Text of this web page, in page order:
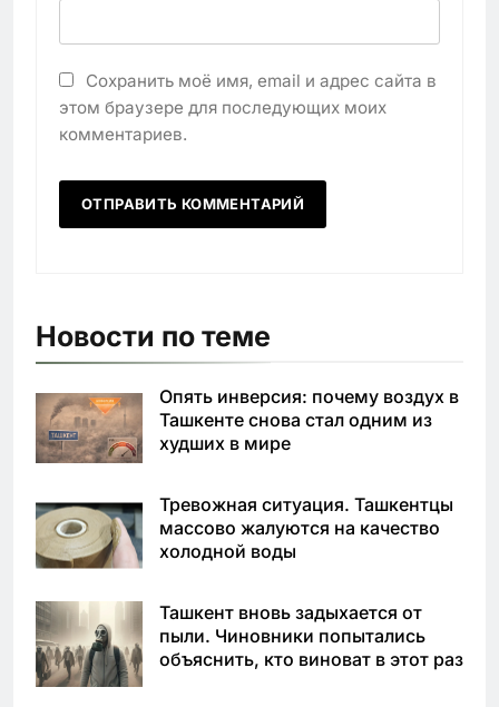
Сохранить моё имя, email и адрес сайта в
этом браузере для последующих моих
комментариев.
Новости по теме
Опять инверсия: почему воздух в
Ташкенте снова стал одним из
худших в мире
Тревожная ситуация. Ташкентцы
массово жалуются на качество
холодной воды
Ташкент вновь задыхается от
пыли. Чиновники попытались
объяснить, кто виноват в этот раз